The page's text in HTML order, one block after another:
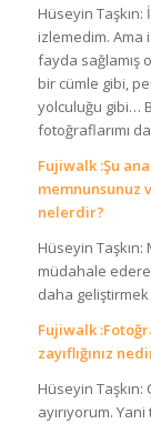
Hüseyin
izlemedim. Ama
fayda sağlamış
bir cümle gibi,
yolculuğu gibi…
fotoğraflarımı
Fujiwalk :Şu
memnunsunuz
nelerdir?
Hüseyin Taşkın:
müdahale
daha
Fujiwalk
zayıflığınız
Hüseyin
ayırıyorum.